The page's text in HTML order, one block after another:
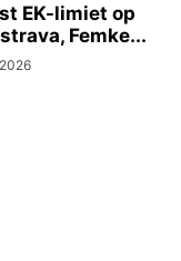
EK-limiet op
Femke...